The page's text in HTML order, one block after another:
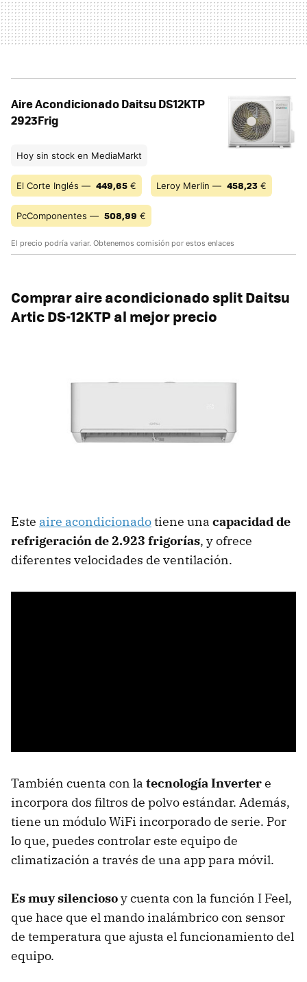
Aire Acondicionado Daitsu DS12KTP
2923Frig
Hoy sin stock en MediaMarkt
El Corte Inglés — 449,65 € Leroy Merlin — 458,23 €
PcComponentes — 508,99 €
El precio podría variar. Obtenemos comisión por estos enlaces
Comprar aire acondicionado split Daitsu
Artic DS-12KTP al mejor precio
Este aire acondicionadotiene una capacidad de
refrigeración de 2.923 frigorías, y ofrece
diferentes velocidades de ventilación.
También cuenta con la tecnología Invertere
incorpora dos filtros de polvo estándar. Además,
tiene un módulo WiFi incorporado de serie. Por
lo que, puedes controlar este equipo de
climatización a través de una app para móvil.
Es muy silenciosoy cuenta con la función I Feel,
que hace que el mando inalámbrico con sensor
de temperatura que ajusta el funcionamiento del
equipo.